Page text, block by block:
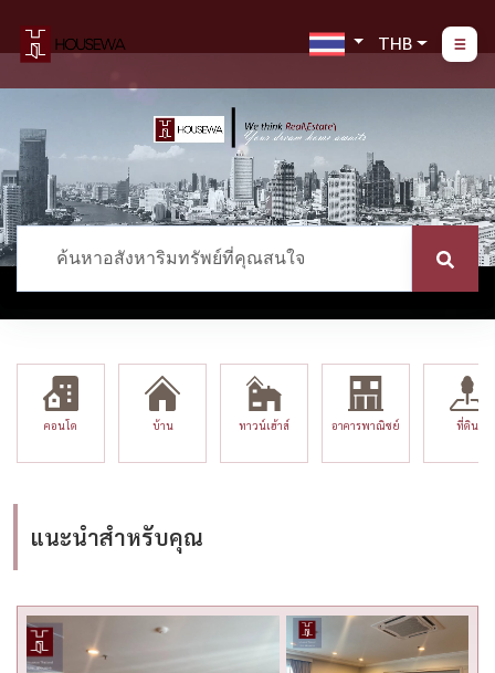
THB
คอนโด บ้าน ทาวน์เฮ้าส์ อาคารพาณิชย์ ที่ดิน
แนะนำสำหรับคุณ